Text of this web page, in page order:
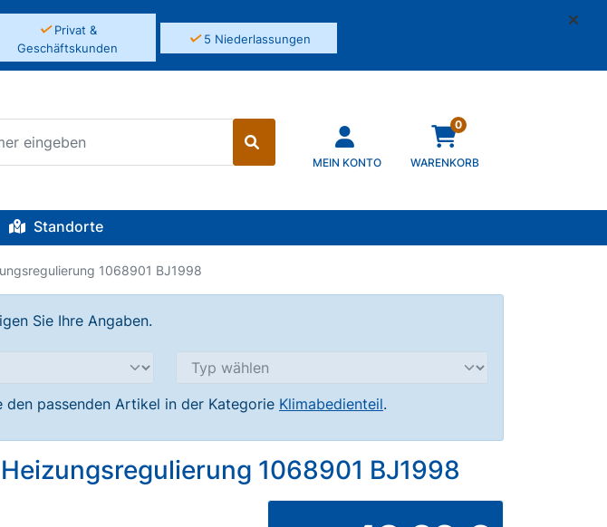
✓Privat &
Geschäftskunden
✓5 Niederlassungen
MEIN KONTO
0
WARENKORB
Standorte
1068901 BJ1998
Sie Ihre Angaben.
passenden Artikel in der Kategorie Klimabedienteil.
1068901 BJ1998